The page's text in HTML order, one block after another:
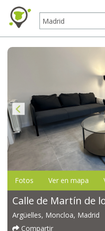
Fotos Ver en mapa
Calle de Martín de
Argüelles, Moncloa, Madrid
Compartir